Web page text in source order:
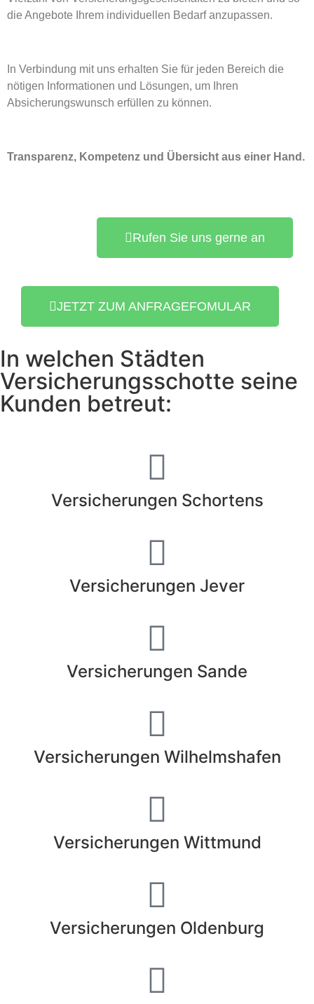
die Angebote Ihrem individuellen Bedarf anzupassen.
In Verbindung mit uns erhalten Sie für jeden Bereich die
nötigen Informationen und Lösungen, um Ihren
Absicherungswunsch erfüllen zu können.
Transparenz, Kompetenz und Übersicht aus einer Hand.
Rufen Sie uns gerne an
JETZT ZUM ANFRAGEFOMULAR
In welchen Städten
Versicherungsschotte seine
Kunden betreut:
Versicherungen Schortens
Versicherungen Jever
Versicherungen Sande
Versicherungen Wilhelmshafen
Versicherungen Wittmund
Versicherungen Oldenburg